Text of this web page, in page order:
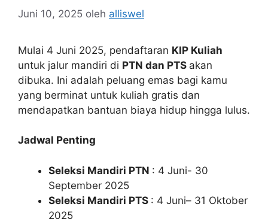
Juni 10, 2025 oleh alliswel
Mulai 4 Juni 2025, pendaftaran KIP Kuliah
untuk jalur mandiri di PTN dan PTS akan
dibuka. Ini adalah peluang emas bagi kamu
yang berminat untuk kuliah gratis dan
mendapatkan bantuan biaya hidup hingga lulus.
Jadwal Penting
Seleksi Mandiri PTN : 4 Juni- 30
September 2025
Seleksi Mandiri PTS : 4 Juni– 31 Oktober
2025